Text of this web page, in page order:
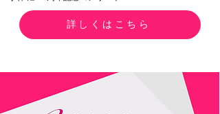
-AKIRA THE ONLY ONE SHOW AGAIN-
【日程】
【料金】
2階席 6,000円
3階席 4,000円
詳しくはこちら